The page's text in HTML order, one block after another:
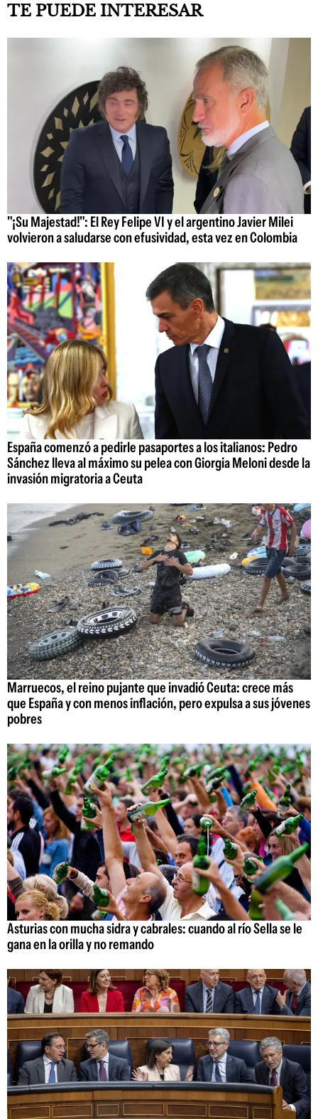
TE PUEDE INTERESAR
"¡Su Majestad!": El Rey Felipe VI y el argentino Javier Milei
volvieron a saludarse con efusividad, esta vez en Colombia
España comenzó a pedirle pasaportes a los italianos: Pedro
Sánchez lleva al máximo su pelea con Giorgia Meloni desde la
invasión migratoria a Ceuta
Marruecos, el reino pujante que invadió Ceuta: crece más
que España y con menos inflación, pero expulsa a sus jóvenes
pobres
Asturias con mucha sidra y cabrales: cuando al río Sella se le
gana en la orilla y no remando